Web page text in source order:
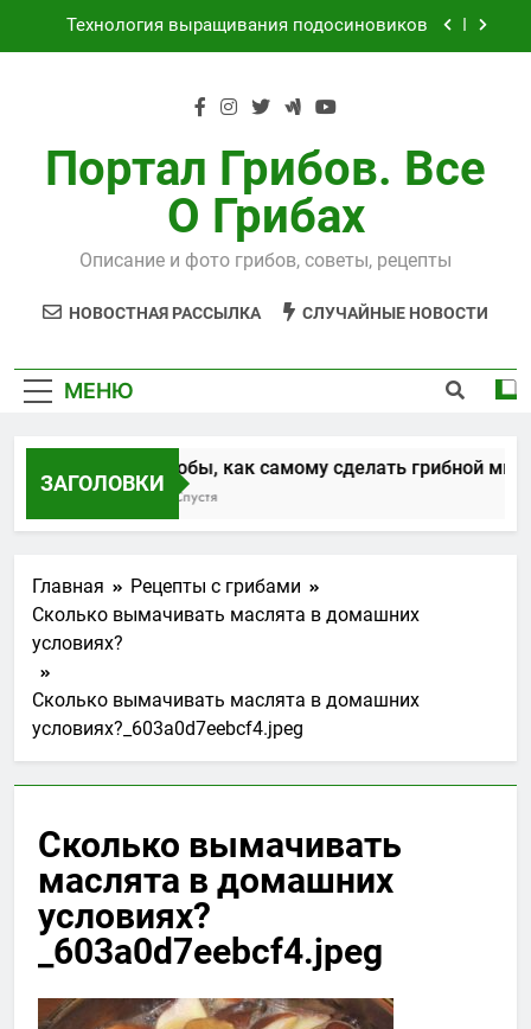
Перейти
Технология выращивания подосиновиков
Способы, как самому сделать грибной
Технология выращивания подосиновиков
Портал Грибов. Все
О Грибах
Описание и фото грибов, советы, рецепты
НОВОСТНАЯ РАССЫЛКА СЛУЧАЙНЫЕ НОВОСТИ
МЕНЮ
ЗАГОЛОВКИ
Способы, как самому сделать грибной
5 Лет Спустя
Главная
Рецепты с грибами
Сколько вымачивать маслята в домашних
условиях?
Сколько вымачивать маслята в домашних
условиях?_603a0d7eebcf4.jpeg
Сколько вымачивать
маслята в домашних
условиях?
_603a0d7eebcf4.jpeg